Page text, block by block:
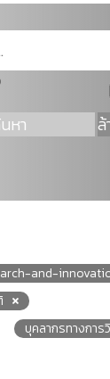
หา ล้
and-
บุคลากรทางกา